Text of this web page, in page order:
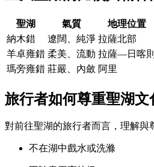
聖湖 氣質 地理位置
納木錯
遼闊、純淨 拉薩北部
羊卓雍錯 柔美、流動 拉薩—日喀則
瑪旁雍錯 莊嚴、內斂 阿里
旅行者如何尊重聖湖文
對前往聖湖的旅行者而言，理解與
不在湖中戲水或洗滌